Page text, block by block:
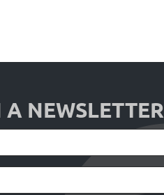
A NEWSLETTER